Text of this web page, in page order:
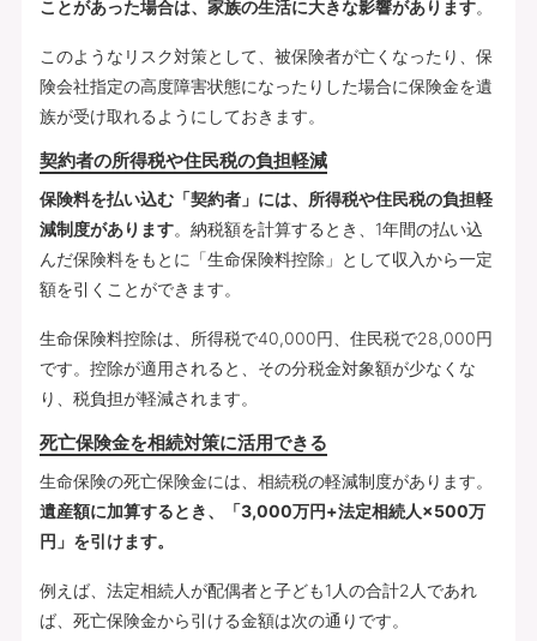
ことがあった場合は、家族の生活に大きな影響があります。
このようなリスク対策として、被保険者が亡くなったり、保
険会社指定の高度障害状態になったりした場合に保険金を遺
族が受け取れるようにしておきます。
契約者の所得税や住民税の負担軽減
保険料を払い込む「契約者」には、所得税や住民税の負担軽
減制度があります。納税額を計算するとき、1年間の払い込
んだ保険料をもとに「生命保険料控除」として収入から一定
額を引くことができます。
生命保険料控除は、所得税で40,000円、住民税で28,000円
です。控除が適用されると、その分税金対象額が少なくな
り、税負担が軽減されます。
死亡保険金を相続対策に活用できる
生命保険の死亡保険金には、相続税の軽減制度があります。
遺産額に加算するとき、「3,000万円+法定相続人×500万
円」を引けます。
例えば、法定相続人が配偶者と子ども1人の合計2人であれ
ば、死亡保険金から引ける金額は次の通りです。